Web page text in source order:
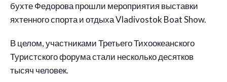
бухте Федорова прошли мероприятия выставки
яхтенного спорта и отдыха Vladivostok Boat Show.
В целом, участниками Третьего Тихоокеанского
Туристского форума стали несколько десятков
тысяч человек.